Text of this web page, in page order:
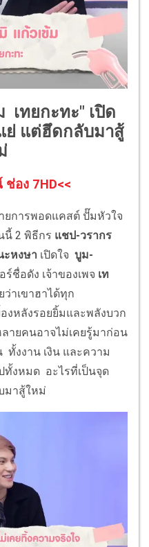
เทยกะทะ" เปิด
ย่ แต่ฮึดกลับมาสู้
อง 7HD<<
ยการพอดแคสต์ ปั๊มหัวใจ
นี้ 2 พิธีกร แชป-วรากร
หงษา เปิดใจ บูม-
ร์ชื่อดัง เจ้าของเพจ เท
ว่าเขาฮาได้ทุก
งหลังรอยยิ้มและพลังบวก
ลายคนอาจไม่เคยรู้มาก่อน
ทั้งงาน เงิน และความ
ทั้งหมด อะไรที่เป็นจุด
บมาสู้ใหม่